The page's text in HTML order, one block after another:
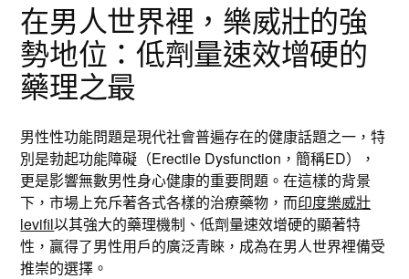
在男人世界裡，樂威壯的強
勢地位：低劑量速效增硬的
藥理之最
男性性功能問題是現代社會普遍存在的健康話題之一，特
別是勃起功能障礙（Erectile Dysfunction，簡稱ED），
更是影響無數男性身心健康的重要問題。在這樣的背景
下，市場上充斥著各式各樣的治療藥物，而印度樂威壯
levifil以其強大的藥理機制、低劑量速效增硬的顯著特
性，贏得了男性用戶的廣泛青睞，成為在男人世界裡備受
推崇的選擇。